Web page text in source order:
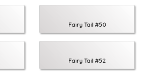
Fairy Tail #50
Fairy Tail #52